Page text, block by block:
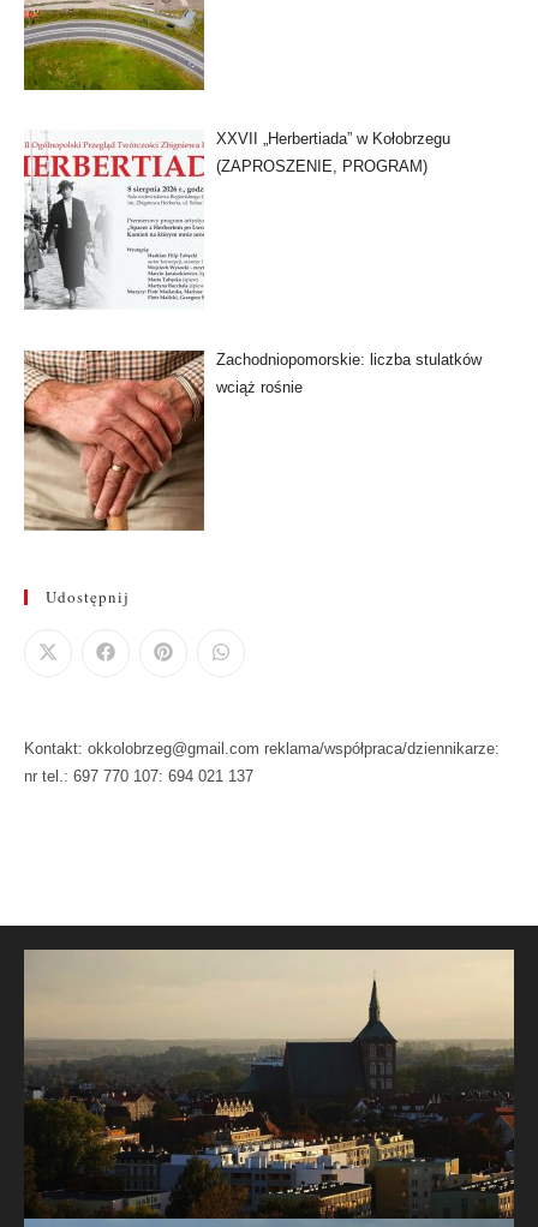
XXVII „Herbertiada” w Kołobrzegu
(ZAPROSZENIE, PROGRAM)
Zachodniopomorskie: liczba stulatków
wciąż rośnie
Udostępnij
Kontakt: okkolobrzeg@gmail.com reklama/współpraca/dziennikarze:
nr tel.: 697 770 107: 694 021 137